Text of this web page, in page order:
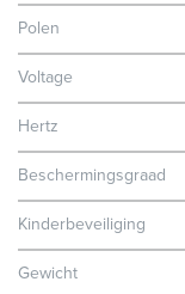
Polen
Voltage
Hertz
Beschermingsgraad
Kinderbeveiliging
Gewicht